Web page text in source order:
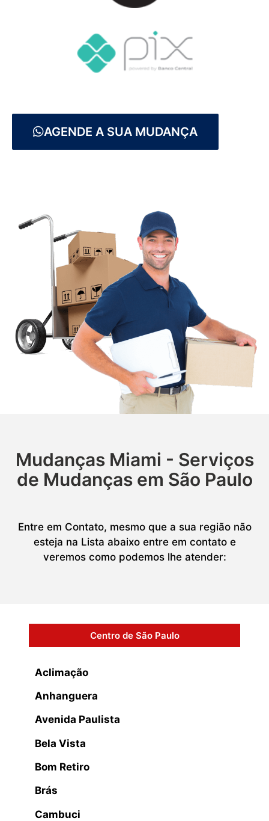
AGENDE A SUA MUDANÇA
Mudanças Miami - Serviços
de Mudanças em São Paulo
Entre em Contato, mesmo que a sua região não
esteja na Lista abaixo entre em contato e
veremos como podemos lhe atender:
Centro de São Paulo
Aclimação
Anhanguera
Avenida Paulista
Bela Vista
Bom Retiro
Brás
Cambuci